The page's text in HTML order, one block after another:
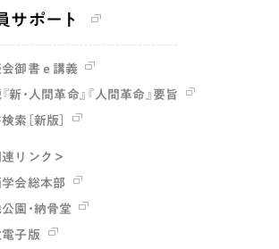
サポート
会御書ｅ講義
新・人間革命』『人間革命』要旨
索［新版］
連リンク＞
学会総本部
園・納骨堂
電子版